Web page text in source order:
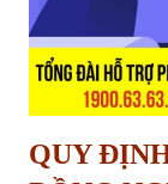
QUY